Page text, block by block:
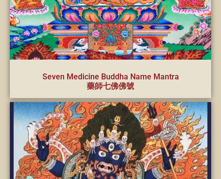
Seven Medicine Buddha Name Mantra
藥師七佛佛號